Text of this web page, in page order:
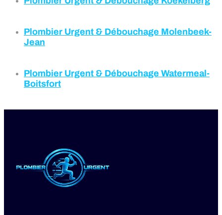
Plombier Urgent & Débouchage Molenbeek-
Jean
Plombier Urgent & Débouchage Watermeal-
Boitsfort